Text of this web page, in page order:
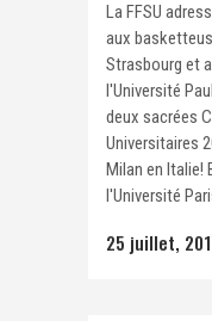
La FFSU
aux
Strasbourg et
l'Université
deux sacrées
Universitaires
Milan en Italie!
l'Université
25 juillet,